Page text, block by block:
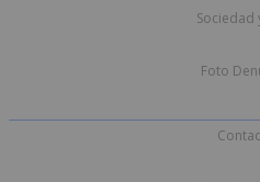
Sociedad
Foto